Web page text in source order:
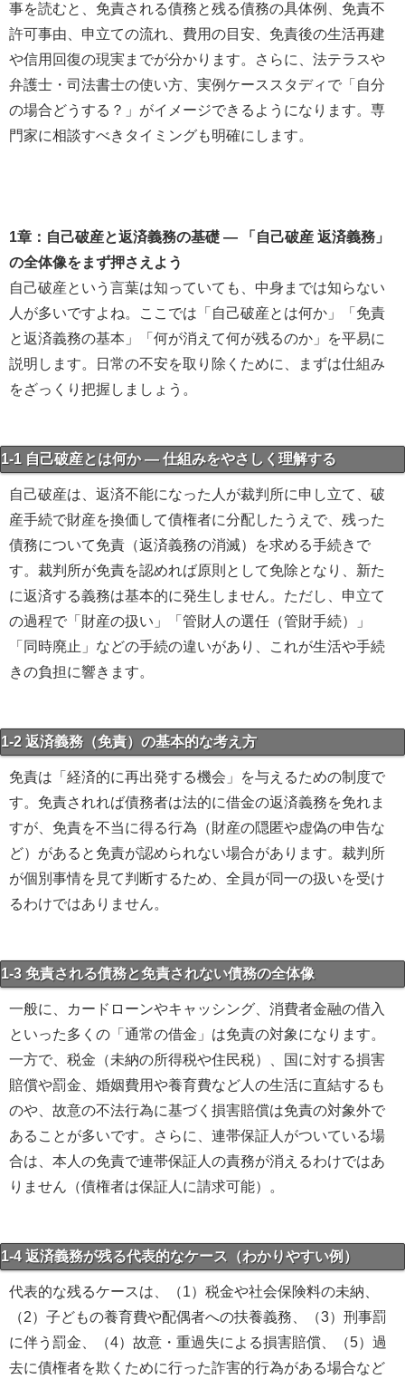
事を読むと、免責される債務と残る債務の具体例、免責不
許可事由、申立ての流れ、費用の目安、免責後の生活再建
や信用回復の現実までが分かります。さらに、法テラスや
弁護士・司法書士の使い方、実例ケーススタディで「自分
の場合どうする？」がイメージできるようになります。専
門家に相談すべきタイミングも明確にします。
1章：自己破産と返済義務の基礎 ― 「自己破産 返済義務」
の全体像をまず押さえよう
自己破産という言葉は知っていても、中身までは知らない
人が多いですよね。ここでは「自己破産とは何か」「免責
と返済義務の基本」「何が消えて何が残るのか」を平易に
説明します。日常の不安を取り除くために、まずは仕組み
をざっくり把握しましょう。
1-1 自己破産とは何か — 仕組みをやさしく理解する
自己破産は、返済不能になった人が裁判所に申し立て、破
産手続で財産を換価して債権者に分配したうえで、残った
債務について免責（返済義務の消滅）を求める手続きで
す。裁判所が免責を認めれば原則として免除となり、新た
に返済する義務は基本的に発生しません。ただし、申立て
の過程で「財産の扱い」「管財人の選任（管財手続）」
「同時廃止」などの手続の違いがあり、これが生活や手続
きの負担に響きます。
1-2 返済義務（免責）の基本的な考え方
免責は「経済的に再出発する機会」を与えるための制度で
す。免責されれば債務者は法的に借金の返済義務を免れま
すが、免責を不当に得る行為（財産の隠匿や虚偽の申告な
ど）があると免責が認められない場合があります。裁判所
が個別事情を見て判断するため、全員が同一の扱いを受け
るわけではありません。
1-3 免責される債務と免責されない債務の全体像
一般に、カードローンやキャッシング、消費者金融の借入
といった多くの「通常の借金」は免責の対象になります。
一方で、税金（未納の所得税や住民税）、国に対する損害
賠償や罰金、婚姻費用や養育費など人の生活に直結するも
のや、故意の不法行為に基づく損害賠償は免責の対象外で
あることが多いです。さらに、連帯保証人がついている場
合は、本人の免責で連帯保証人の責務が消えるわけではあ
りません（債権者は保証人に請求可能）。
1-4 返済義務が残る代表的なケース（わかりやすい例）
代表的な残るケースは、（1）税金や社会保険料の未納、
（2）子どもの養育費や配偶者への扶養義務、（3）刑事罰
に伴う罰金、（4）故意・重過失による損害賠償、（5）過
去に債権者を欺くために行った詐害的行為がある場合など